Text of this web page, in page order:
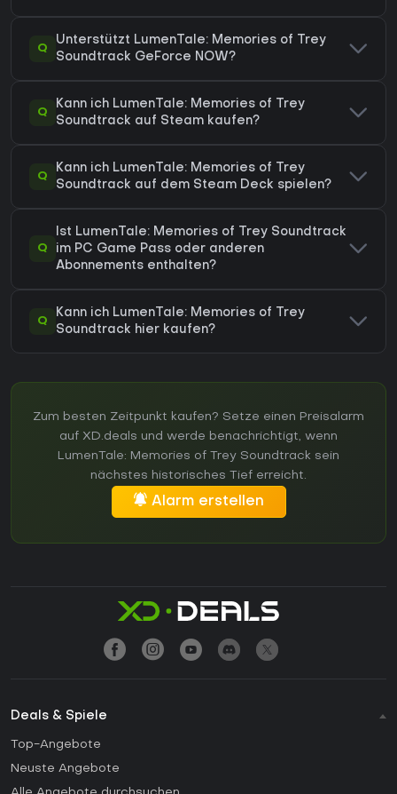
Q
Unterstützt LumenTale: Memories of Trey
Soundtrack GeForce NOW?
Q
Kann ich LumenTale: Memories of Trey
Soundtrack auf Steam kaufen?
Q
Kann ich LumenTale: Memories of Trey
Soundtrack auf dem Steam Deck spielen?
Q
Ist LumenTale: Memories of Trey Soundtrack
im PC Game Pass oder anderen
Abonnements enthalten?
Q
Kann ich LumenTale: Memories of Trey
Soundtrack hier kaufen?
Zum besten Zeitpunkt kaufen? Setze einen Preisalarm
auf XD.deals und werde benachrichtigt, wenn
LumenTale: Memories of Trey Soundtrack sein
nächstes historisches Tief erreicht.
Alarm erstellen
Deals & Spiele
Top-Angebote
Neuste Angebote